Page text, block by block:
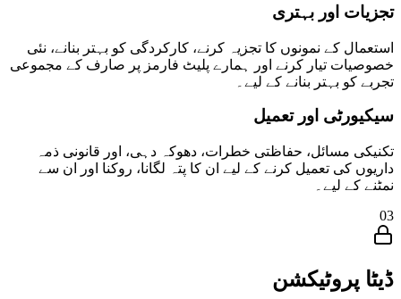
تجزیات اور بہتری
استعمال کے نمونوں کا تجزیہ کرنے، کارکردگی کو بہتر بنانے، نئی
خصوصیات تیار کرنے اور ہمارے پلیٹ فارمز پر صارف کے مجموعی
تجربے کو بہتر بنانے کے لیے۔
سیکیورٹی اور تعمیل
تکنیکی مسائل، حفاظتی خطرات، دھوکہ دہی، اور قانونی ذمہ
داریوں کی تعمیل کرنے کے لیے ان کا پتہ لگانا، روکنا اور ان سے
نمٹنے کے لیے۔
03
ڈیٹا پروٹیکشن